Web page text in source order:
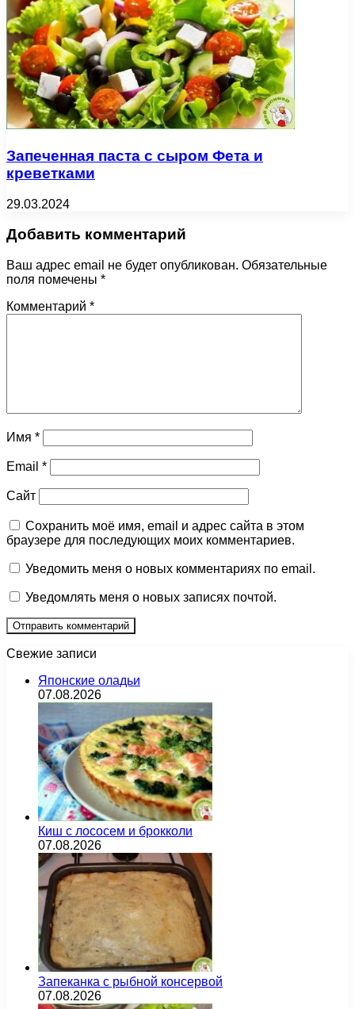
Запеченная паста с сыром Фета и
креветками
29.03.2024
Добавить комментарий
Ваш адрес email не будет опубликован. Обязательные
поля помечены *
Комментарий *
Имя *
Email *
Сайт
Сохранить моё имя, email и адрес сайта в этом
браузере для последующих моих комментариев.
Уведомить меня о новых комментариях по email.
Уведомлять меня о новых записях почтой.
Свежие записи
Японские оладьи
07.08.2026
Киш с лососем и брокколи
07.08.2026
Запеканка с рыбной консервой
07.08.2026